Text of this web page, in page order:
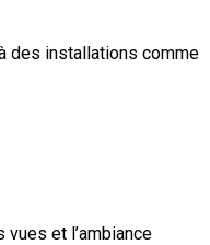
des installations comme
et l’ambiance